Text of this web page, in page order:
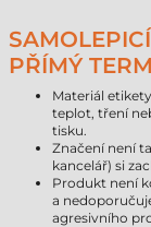
PŘÍMÝ
Materiál
teplot, tření
tisku.
Značení není
kancelář) si
Produkt není
a
agresivního